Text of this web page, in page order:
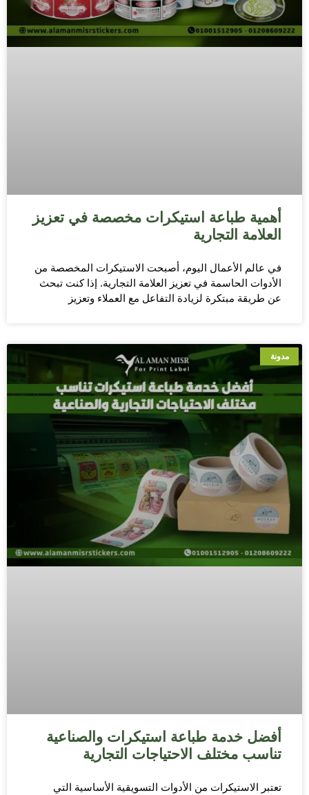
أهمية طباعة استيكرات مخصصة في تعزيز
العلامة التجارية
في عالم الأعمال اليوم، أصبحت الاستيكرات المخصصة من
الأدوات الحاسمة في تعزيز العلامة التجارية. إذا كنت تبحث
عن طريقة مبتكرة لزيادة التفاعل مع العملاء وتعزيز
مدونة
أفضل خدمة طباعة استيكرات والصناعية
تناسب مختلف الاحتياجات التجارية
تعتبر الاستيكرات من الأدوات التسويقية الأساسية التي